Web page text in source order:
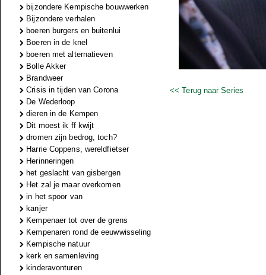
bijzondere Kempische bouwwerken
Bijzondere verhalen
boeren burgers en buitenlui
Boeren in de knel
boeren met alternatieven
Bolle Akker
Brandweer
Crisis in tijden van Corona
De Wederloop
dieren in de Kempen
Dit moest ik ff kwijt
dromen zijn bedrog, toch?
Harrie Coppens, wereldfietser
Herinneringen
het geslacht van gisbergen
Het zal je maar overkomen
in het spoor van
kanjer
Kempenaer tot over de grens
Kempenaren rond de eeuwwisseling
Kempische natuur
kerk en samenleving
kinderavonturen
<< Terug naar Series